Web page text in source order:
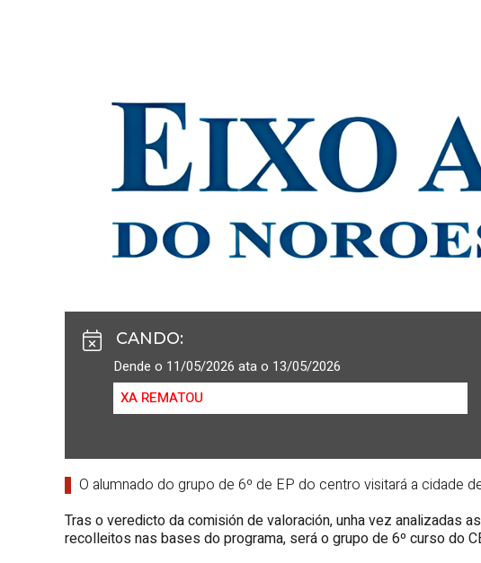
CANDO:
Dende o 11/05/2026 ata o 13/05/2026
XA REMATOU
O alumnado do grupo de 6º de EP do centro visitará a cidade
Tras o veredicto da comisión de valoración, unha vez
recolleitos nas bases do programa, será o grupo de 6º curso do